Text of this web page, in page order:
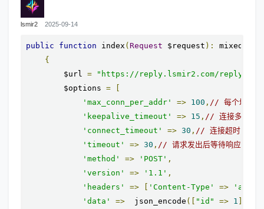
lsmir2 2025-09-14
public function index ( Request $request ):
mixed
{
        $url
=
"https://reply.lsmir2.com/
        $options
=
'max_conn_per_addr'
=> 100 , // 每个域名最
'keepalive_timeout'
=> 15 , // 连接多长时
'connect_timeout'
=> 30 , // 连接超时时间
'timeout'
=> 30 , // 请求发出后等待响应的超
'method'
=> 'POST' ,
'version'
=> '1.1' ,
'headers'
=> 'Content-Type' =>
'data'
=>
  json_encode
([ "id" => 1